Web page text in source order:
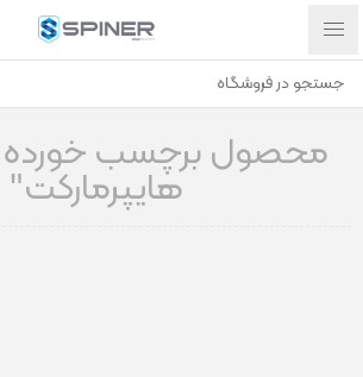
محصول برچسب خورده
هایپرمارکت"